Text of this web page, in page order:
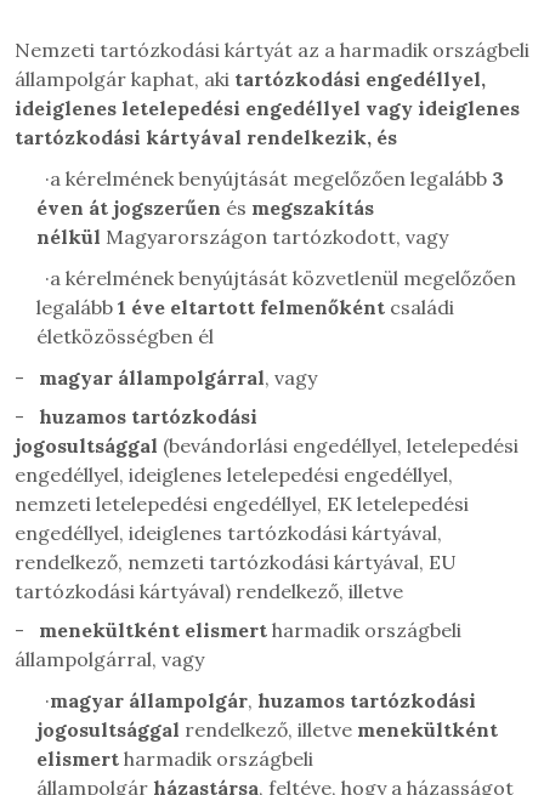
Nemzeti tartózkodási kártyát az a harmadik országbeli
állampolgár kaphat, aki tartózkodási engedéllyel,
ideiglenes letelepedési engedéllyel vagy ideiglenes
tartózkodási kártyával rendelkezik, és
·a kérelmének benyújtását megelőzően legalább 3
éven át jogszerűen és megszakítás
nélkül Magyarországon tartózkodott, vagy
·a kérelmének benyújtását közvetlenül megelőzően
legalább 1 éve eltartott felmenőként családi
életközösségben él
-
magyar állampolgárral, vagy
-
huzamos tartózkodási
jogosultsággal (bevándorlási engedéllyel, letelepedési
engedéllyel, ideiglenes letelepedési engedéllyel,
nemzeti letelepedési engedéllyel, EK letelepedési
engedéllyel, ideiglenes tartózkodási kártyával,
rendelkező, nemzeti tartózkodási kártyával, EU
tartózkodási kártyával) rendelkező, illetve
-
menekültként elismert harmadik országbeli
állampolgárral, vagy
·magyar állampolgár, huzamos tartózkodási
jogosultsággal rendelkező, illetve menekültként
elismert harmadik országbeli
állampolgár házastársa, feltéve, hogy a házasságot